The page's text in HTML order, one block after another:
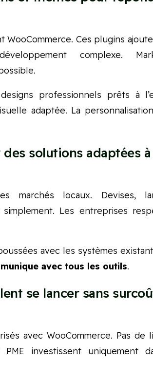
Ces plugins
complexe.
professionnels prêts à
adaptée. La
solutions adaptées à
marchés locaux. Devises,
Les entreprises
avec les systèmes
avec tous les outils.
se lancer sans
avec WooCommerce. Pas de
investissent uniquement